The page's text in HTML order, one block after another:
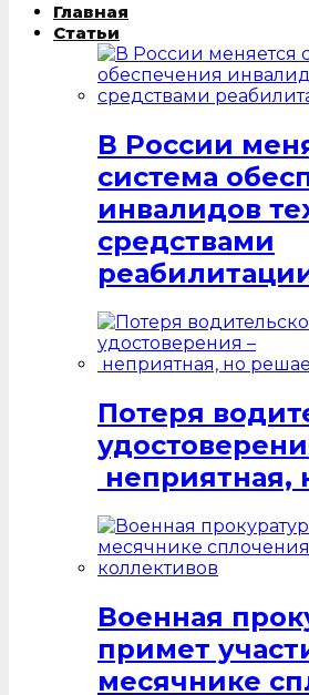
Главная
Статьи
В России
система
инвалидов
средствами
Потеря
неприятная,
Военная
примет
месячнике